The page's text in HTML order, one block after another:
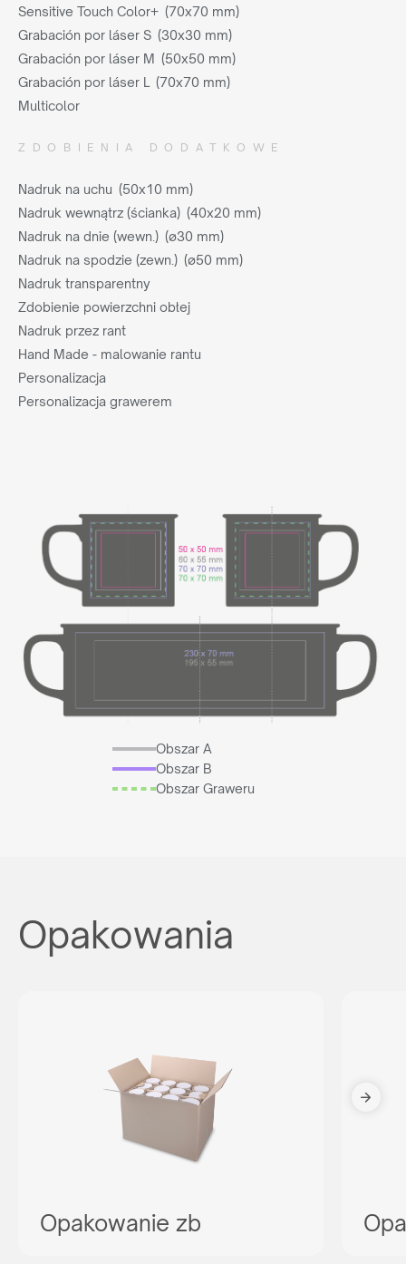
Sensitive Touch Color+ (70x70 mm)
Grabación por láser S (30x30 mm)
Grabación por láser M (50x50 mm)
Grabación por láser L (70x70 mm)
Multicolor
ZDOBIENIA DODATKOWE
Nadruk na uchu (50x10 mm)
Nadruk wewnątrz (ścianka) (40x20 mm)
Nadruk na dnie (wewn.) (ø30 mm)
Nadruk na spodzie (zewn.) (ø50 mm)
Nadruk transparentny
Zdobienie powierzchni obłej
Nadruk przez rant
Hand Made - malowanie rantu
Personalizacja
Personalizacja grawerem
Obszar A
Obszar B
Obszar Graweru
Opakowania
Opakowanie zb